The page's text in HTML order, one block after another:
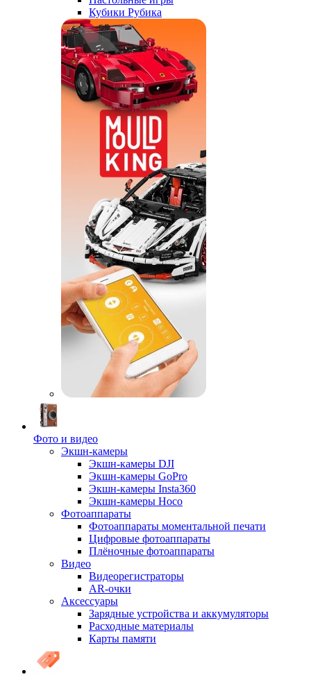
Кубики Рубика
Фото и видео
Экшн-камеры
Экшн-камеры DJI
Экшн-камеры GoPro
Экшн-камеры Insta360
Экшн-камеры Hoco
Фотоаппараты
Фотоаппараты моментальной печати
Цифровые фотоаппараты
Плёночные фотоаппараты
Видео
Видеорегистраторы
AR-очки
Аксессуары
Зарядные устройства и аккумуляторы
Расходные материалы
Карты памяти